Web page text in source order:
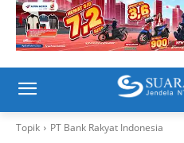
Topik PT Bank Rakyat Indonesia